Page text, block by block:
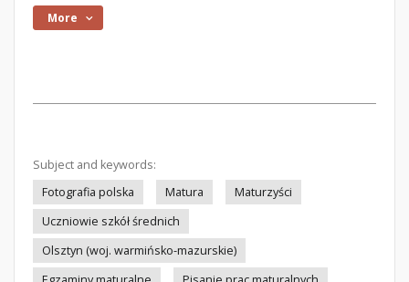
More
Subject and keywords:
Fotografia polska
Matura
Maturzyści
Uczniowie szkół średnich
Olsztyn (woj. warmińsko-mazurskie)